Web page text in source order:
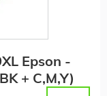
Epson -
+ C,M,Y)